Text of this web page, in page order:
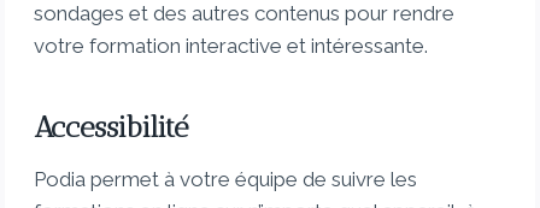
sondages et des autres contenus pour rendre
votre formation interactive et intéressante.
Accessibilité
Podia permet à votre équipe de suivre les